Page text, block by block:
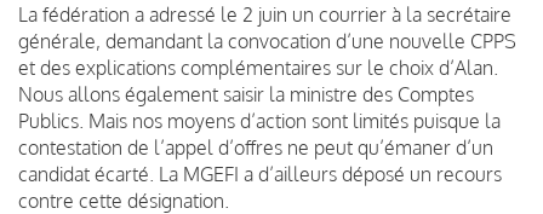
La fédération a adressé le 2 juin un courrier à la secrétaire
générale, demandant la convocation d’une nouvelle CPPS
et des explications complémentaires sur le choix d’Alan.
Nous allons également saisir la ministre des Comptes
Publics. Mais nos moyens d’action sont limités puisque la
contestation de l’appel d’offres ne peut qu’émaner d’un
candidat écarté. La MGEFI a d’ailleurs déposé un recours
contre cette désignation.